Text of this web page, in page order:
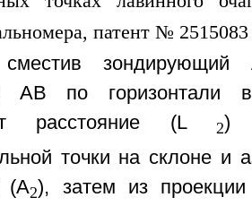
зондирующий
АВ по горизонтали
расстояние (L2)
точки на склоне и
(А2), затем из проекции